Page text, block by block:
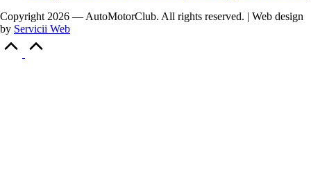
Copyright 2026 — AutoMotorClub. All rights reserved. | Web design
by Servicii Web